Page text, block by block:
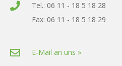
Tel.: 06 11 - 18 5 18 28
Fax: 06 11 - 18 5 18 29
E-Mail an uns »